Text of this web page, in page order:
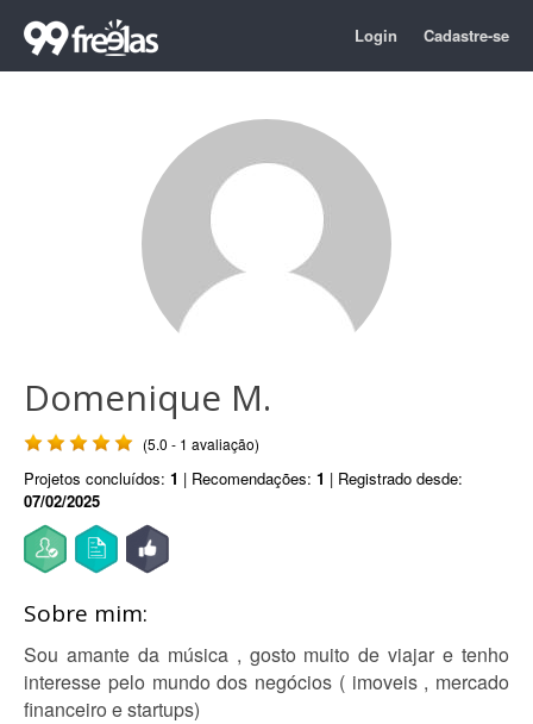
Login Cadastre-se
Domenique M.
(5.0 - 1 avaliação)
Projetos concluídos: 1 | Recomendações: 1 | Registrado desde:
07/02/2025
Sobre mim:
Sou amante da música , gosto muito de viajar e tenho
interesse pelo mundo dos negócios ( imoveis , mercado
financeiro e startups)